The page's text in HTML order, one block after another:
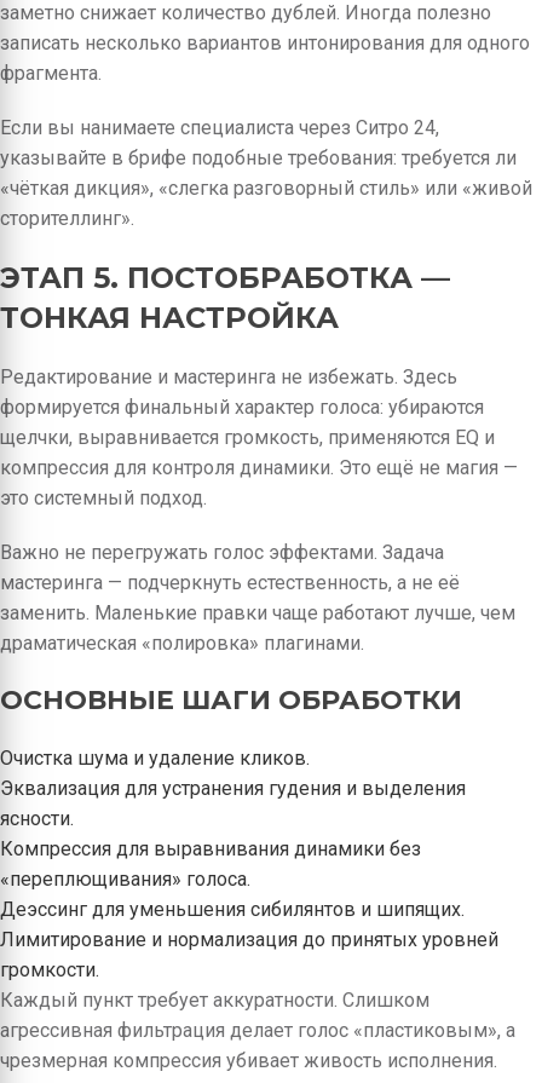
заметно снижает количество дублей. Иногда полезно
записать несколько вариантов интонирования для одного
фрагмента.
Если вы нанимаете специалиста через Ситро 24,
указывайте в брифе подобные требования: требуется ли
«чёткая дикция», «слегка разговорный стиль» или «живой
сторителлинг».
ЭТАП 5. ПОСТОБРАБОТКА —
ТОНКАЯ НАСТРОЙКА
Редактирование и мастеринга не избежать. Здесь
формируется финальный характер голоса: убираются
щелчки, выравнивается громкость, применяются EQ и
компрессия для контроля динамики. Это ещё не магия —
это системный подход.
Важно не перегружать голос эффектами. Задача
мастеринга — подчеркнуть естественность, а не её
заменить. Маленькие правки чаще работают лучше, чем
драматическая «полировка» плагинами.
ОСНОВНЫЕ ШАГИ ОБРАБОТКИ
Очистка шума и удаление кликов.
Эквализация для устранения гудения и выделения
ясности.
Компрессия для выравнивания динамики без
«переплющивания» голоса.
Деэссинг для уменьшения сибилянтов и шипящих.
Лимитирование и нормализация до принятых уровней
громкости.
Каждый пункт требует аккуратности. Слишком
агрессивная фильтрация делает голос «пластиковым», а
чрезмерная компрессия убивает живость исполнения.